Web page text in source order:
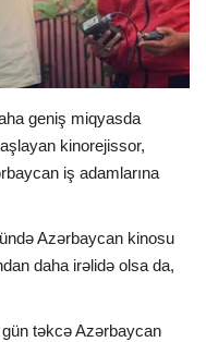
geniş miqyasda
kinorejissor,
iş adamlarına
Azərbaycan kinosu
daha irəlidə olsa da,
təkcə Azərbaycan